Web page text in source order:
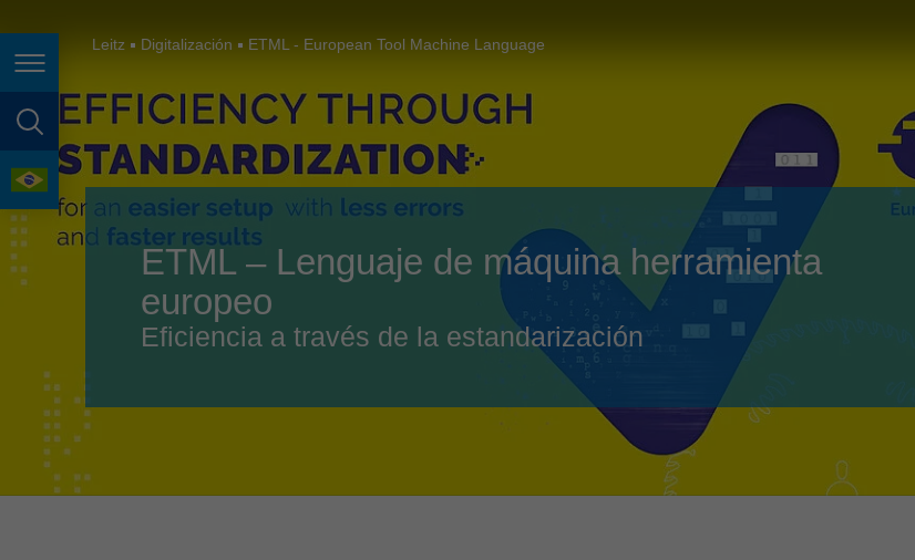
Page navigation
page search
language
France français
Great Britain english
Italia
India
Japan (日本)
Lietuva english
Malaysia english
México
Türkiye
USA
Việt Nam
中国
Leitz Digitalización ETML - European Tool Machine Language
ETML – Lenguaje de máquina herramienta
europeo
Eficiencia a través de la estandarización